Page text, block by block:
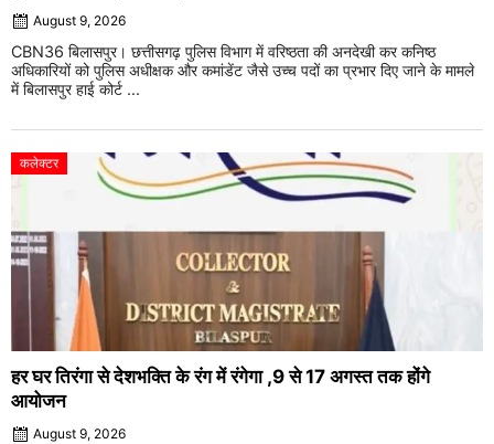
August 9, 2026
CBN36 बिलासपुर। छत्तीसगढ़ पुलिस विभाग में वरिष्ठता की अनदेखी कर कनिष्ठ
अधिकारियों को पुलिस अधीक्षक और कमांडेंट जैसे उच्च पदों का प्रभार दिए जाने के मामले
में बिलासपुर हाई कोर्ट ...
कलेक्टर
हर घर तिरंगा से देशभक्ति के रंग में रंगेगा ,9 से 17 अगस्त तक होंगे
आयोजन
August 9, 2026